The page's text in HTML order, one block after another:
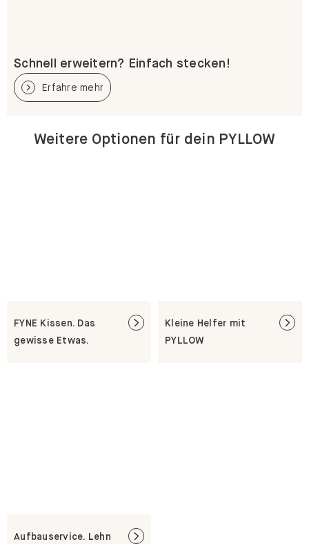
Schnell erweitern? Einfach stecken!
Erfahre mehr
Weitere Optionen für dein PYLLOW
FYNE Kissen. Das
gewisse Etwas.
Kleine Helfer mit
PYLLOW
Aufbauservice. Lehn